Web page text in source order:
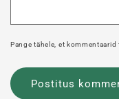
Pange tähele, et